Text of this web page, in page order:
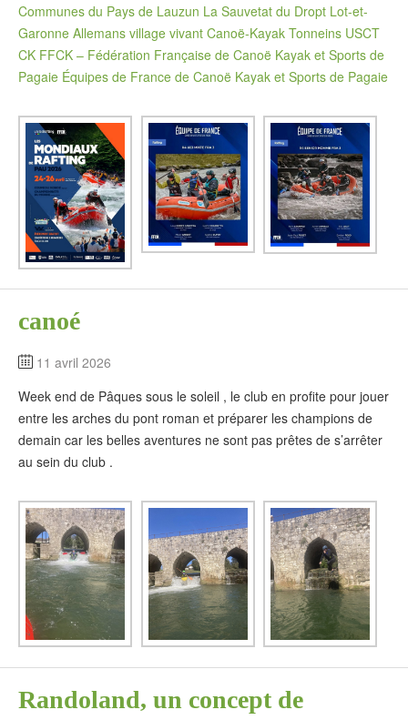
Communes du Pays de Lauzun La Sauvetat du Dropt Lot-et-
Garonne Allemans village vivant Canoë-Kayak Tonneins USCT
CK FFCK – Fédération Française de Canoë Kayak et Sports de
Pagaie Équipes de France de Canoë Kayak et Sports de Pagaie
canoé
11 avril 2026
Week end de Pâques sous le soleil , le club en profite pour jouer
entre les arches du pont roman et préparer les champions de
demain car les belles aventures ne sont pas prêtes de s’arrêter
au sein du club .
Randoland, un concept de